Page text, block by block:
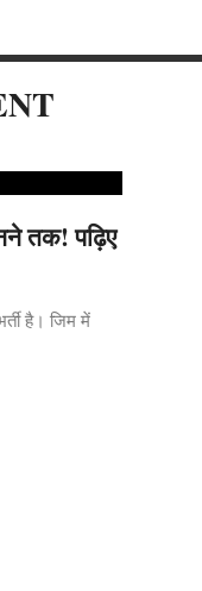
तक! पढ़िए
है। जिम में